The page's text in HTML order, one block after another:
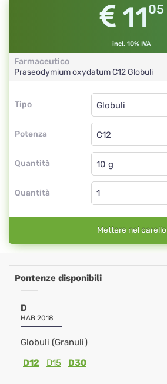
1105
incl. 10% IVA
Farmaceutico
Praseodymium oxydatumC12Globuli
Tipo
Tipo
Potenza
Globuli
C12
Quantità
Globuli
Quantità
Mettere nel carello
Pontenze disponibili
D
HAB 2018
Globuli (Granuli)
D12
D15 D30